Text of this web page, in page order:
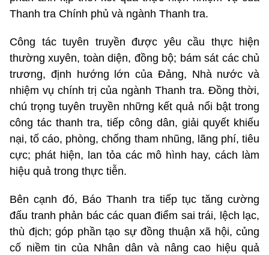
Thanh tra Chính phủ và ngành Thanh tra.
Công tác tuyên truyền được yêu cầu thực hiện
thường xuyên, toàn diện, đồng bộ; bám sát các chủ
trương, định hướng lớn của Đảng, Nhà nước và
nhiệm vụ chính trị của ngành Thanh tra. Đồng thời,
chú trọng tuyên truyền những kết quả nổi bật trong
công tác thanh tra, tiếp công dân, giải quyết khiếu
nại, tố cáo, phòng, chống tham nhũng, lãng phí, tiêu
cực; phát hiện, lan tỏa các mô hình hay, cách làm
hiệu quả trong thực tiễn.
Bên cạnh đó, Báo Thanh tra tiếp tục tăng cường
đấu tranh phản bác các quan điểm sai trái, lệch lạc,
thù địch; góp phần tạo sự đồng thuận xã hội, củng
cố niềm tin của Nhân dân và nâng cao hiệu quả